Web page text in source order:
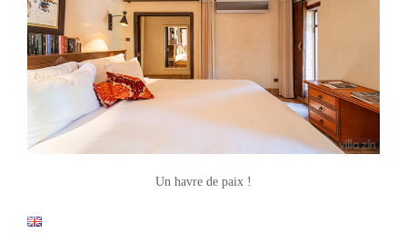
Un havre de paix !